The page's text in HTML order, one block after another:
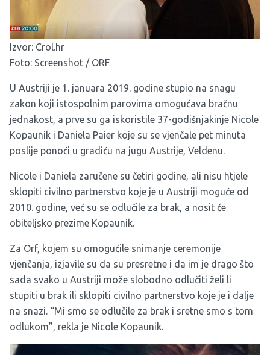
Izvor: Crol.hr
Foto: Screenshot / ORF
U Austriji je 1. januara 2019. godine stupio na snagu
zakon koji istospolnim parovima omogućava bračnu
jednakost, a prve su ga iskoristile 37-godišnjakinje Nicole
Kopaunik i Daniela Paier koje su se vjenčale pet minuta
poslije ponoći u gradiću na jugu Austrije, Veldenu.
Nicole i Daniela zaručene su četiri godine, ali nisu htjele
sklopiti civilno partnerstvo koje je u Austriji moguće od
2010. godine, već su se odlučile za brak, a nosit će
obiteljsko prezime Kopaunik.
Za Orf, kojem su omogućile snimanje ceremonije
vjenčanja, izjavile su da su presretne i da im je drago što
sada svako u Austriji može slobodno odlučiti želi li
stupiti u brak ili sklopiti civilno partnerstvo koje je i dalje
na snazi. “Mi smo se odlučile za brak i sretne smo s tom
odlukom”, rekla je Nicole Kopaunik.